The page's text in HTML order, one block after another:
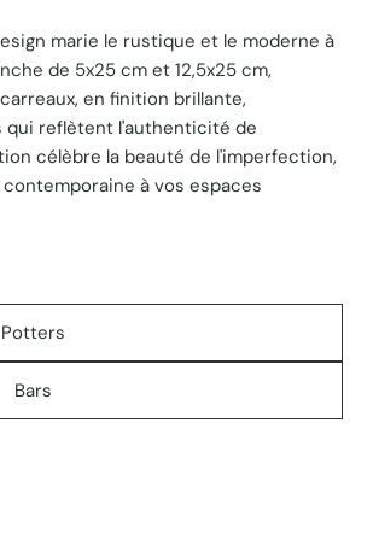
marie le rustique et le moderne à
de 5x25 cm et 12,5x25 cm,
en finition brillante,
reflètent l'authenticité de
célèbre la beauté de l'imperfection,
à vos espaces
Potters
Bars